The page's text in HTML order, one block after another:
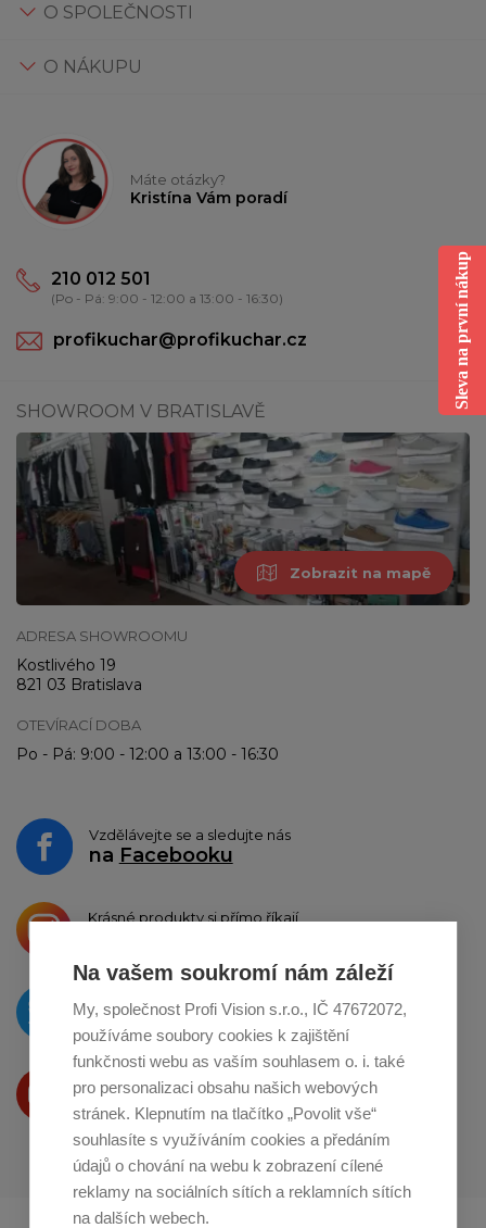
Na vašem soukromí nám záleží
My, společnost Profi Vision s.r.o., IČ 47672072,
používáme soubory cookies k zajištění
funkčnosti webu as vaším souhlasem o. i. také
pro personalizaci obsahu našich webových
stránek. Klepnutím na tlačítko „Povolit vše“
souhlasíte s využíváním cookies a předáním
údajů o chování na webu k zobrazení cílené
reklamy na sociálních sítích a reklamních sítích
na dalších webech.
O SPOLEČNOSTI
O NÁKUPU
Máte otázky?
Kristína Vám poradí
210 012 501
(Po - Pá: 9:00 - 12:00 a 13:00 - 16:30)
profikuchar@profikuchar.cz
SHOWROOM V BRATISLAVĚ
Zobrazit na mapě
ADRESA SHOWROOMU
Kostlivého 19
821 03 Bratislava
OTEVÍRACÍ DOBA
Po - Pá: 9:00 - 12:00 a 13:00 - 16:30
Vzdělávejte se a sledujte nás
na Facebooku
Krásné produkty si přímo říkají
O novinkách píšeme
naTwitteru
Produkty Vám představujeme
na Youtube
Sleva na první nákup